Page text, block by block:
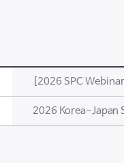
[2026 SPC Webinar
2026 Korea-Japan